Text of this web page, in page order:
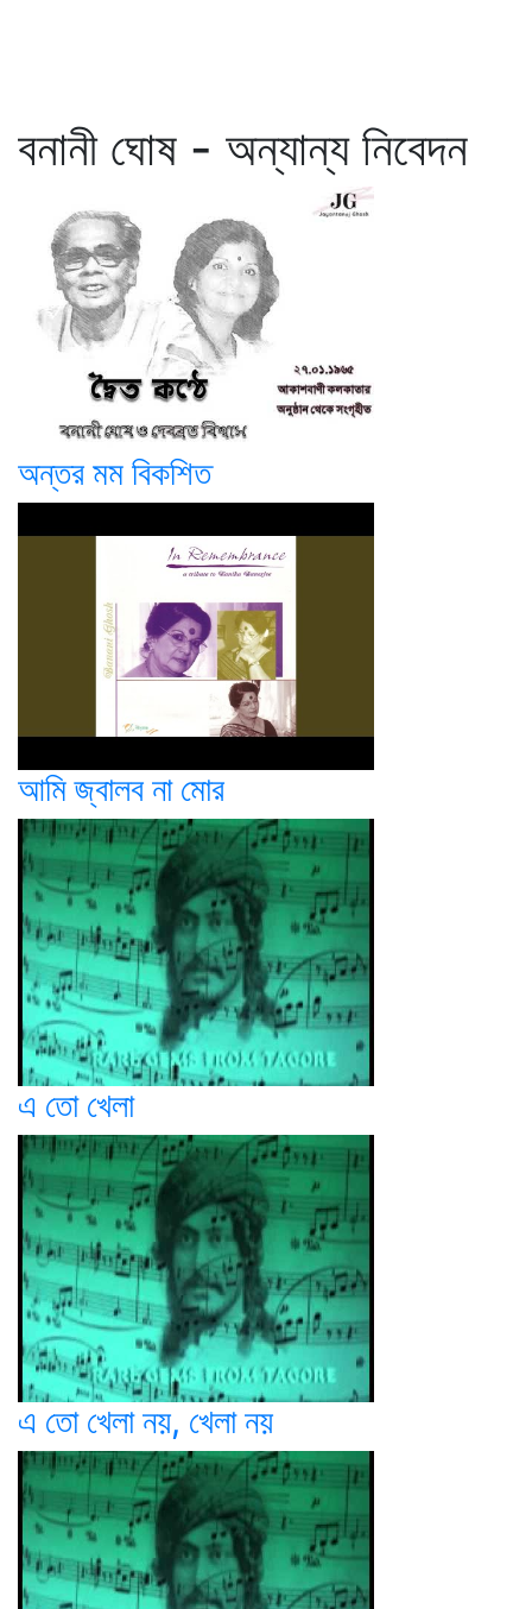
বনানী ঘোষ - অন্যান্য নিবেদন
অন্তর মম বিকশিত
আমি জ্বালব না মোর
এ তো খেলা
এ তো খেলা নয়, খেলা নয়